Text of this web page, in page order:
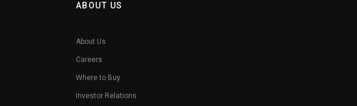
ABOUT US
About Us
Careers
Where to Buy
Investor Relations